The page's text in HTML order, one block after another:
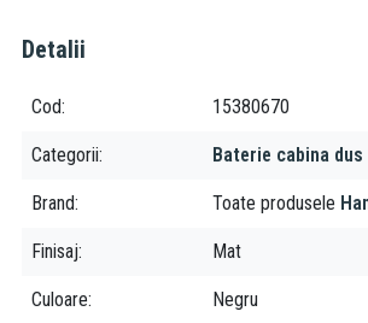
experiență de duș superioară, grație
aceasta aduce un plus de stil băii tale. De
pentru un confort sporit. În plus, are un blocaj
°C și un limitator de temperatură ajustabil,
un duș revigorant.
Transformă-ți experiența de duș cu bateria de
Detalii
Cod 15380670
Categorii Baterie cabina dus
Brand Toate produsele
Finisaj Mat
Culoare Negru